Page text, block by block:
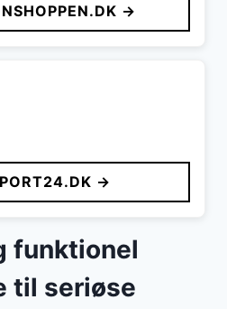
→
→
funktionel
til seriøse